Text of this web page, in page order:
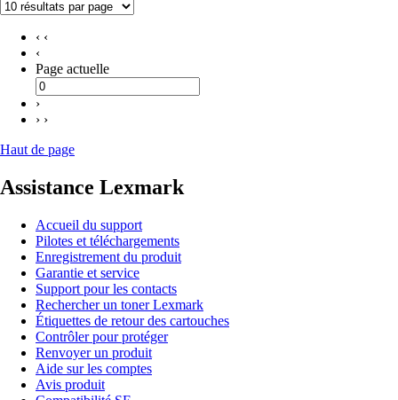
‹ ‹
‹
Page actuelle
›
› ›
Haut de page
Assistance Lexmark
Accueil du support
Pilotes et téléchargements
Enregistrement du produit
Garantie et service
Support pour les contacts
Rechercher un toner Lexmark
Étiquettes de retour des cartouches
Contrôler pour protéger
Renvoyer un produit
Aide sur les comptes
Avis produit